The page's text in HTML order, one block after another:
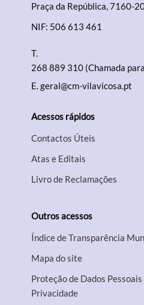
Praça da República, 7160-
NIF: 506 613 461
T.
268 889 310 (Chamada
E.geral@cm-vilavicosa.pt
Acessos rápidos
Contactos Úteis
Atas e Editais
Livro de Reclamações
Outros acessos
Índice de Transparência
Mapa do site
Proteção de Dados
Privacidade